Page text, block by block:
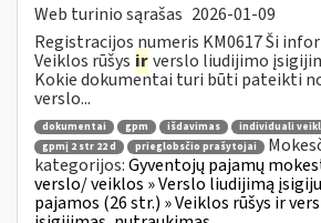
Web turinio sąrašas 2026-01-09
Registracijos numeris KM0617 Ši
Veiklos rūšys irverslo liudijimo
Kokie dokumentai turi būti pateikti
verslo...
dokumentai gpm išdavimas individuali
gpmį 2 str 22 d
prieglobsčio prašytojai
kategorijos:Gyventojų pajamų
verslo/ veiklos » Verslo liudijimą
pajamos (26 str.) » Veiklos rūšys ir